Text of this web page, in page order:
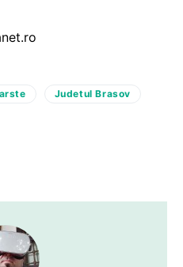
Judetul Brasov